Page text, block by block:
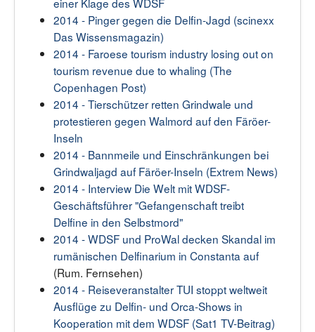
2014 - Pinger gegen die Delfin-Jagd (scinexx
Das Wissensmagazin)
2014 - Faroese tourism industry losing out on
tourism revenue due to whaling (The
Copenhagen Post)
2014 - Tierschützer retten Grindwale und
protestieren gegen Walmord auf den Färöer-
Inseln
2014 - Bannmeile und Einschränkungen bei
Grindwaljagd auf Färöer-Inseln (Extrem News)
2014 - Interview Die Welt mit WDSF-
Geschäftsführer "Gefangenschaft treibt
Delfine in den Selbstmord"
2014 - WDSF und ProWal decken Skandal im
rumänischen Delfinarium in Constanta auf
(Rum. Fernsehen)
2014 - Reiseveranstalter TUI stoppt weltweit
Ausflüge zu Delfin- und Orca-Shows in
Kooperation mit dem WDSF (Sat1 TV-Beitrag)